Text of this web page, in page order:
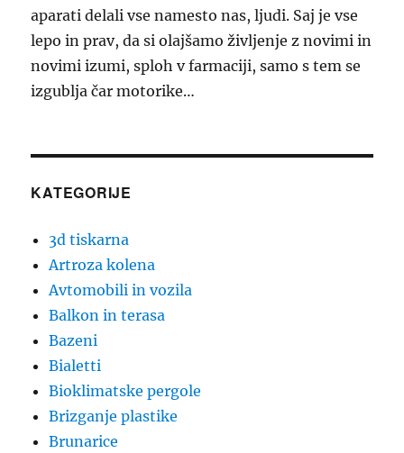
aparati delali vse namesto nas, ljudi. Saj je vse
lepo in prav, da si olajšamo življenje z novimi in
novimi izumi, sploh v farmaciji, samo s tem se
izgublja čar motorike…
KATEGORIJE
3d tiskarna
Artroza kolena
Avtomobili in vozila
Balkon in terasa
Bazeni
Bialetti
Bioklimatske pergole
Brizganje plastike
Brunarice